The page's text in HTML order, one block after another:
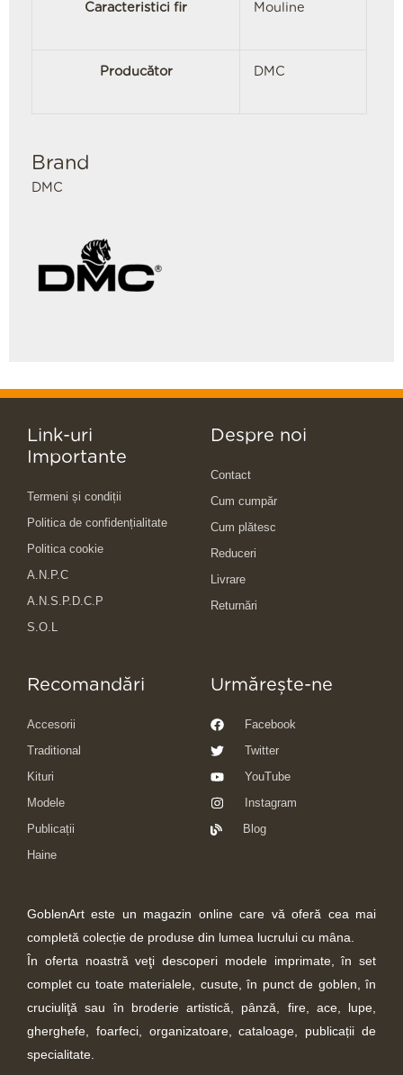
Caracteristici fir Mouline
Producător DMC
Brand
DMC
Link-uri
Importante
Termeni și condiții
Politica de confidențialitate
Politica cookie
A.N.P.C
A.N.S.P.D.C.P
S.O.L
Despre noi
Contact
Cum cumpăr
Cum plătesc
Reduceri
Livrare
Returnări
Recomandări
Accesorii
Traditional
Kituri
Modele
Publicații
Haine
Urmărește-ne
Facebook
Twitter
YouTube
Instagram
Blog
GoblenArt este un magazin online care vă oferă cea mai
completă colecție de produse din lumea lucrului cu mâna.
În oferta noastră veţi descoperi modele imprimate, în set
complet cu toate materialele, cusute, în punct de goblen, în
cruciuliţă sau în broderie artistică, pânză, fire, ace, lupe,
gherghefe, foarfeci, organizatoare, cataloage, publicații de
specialitate.